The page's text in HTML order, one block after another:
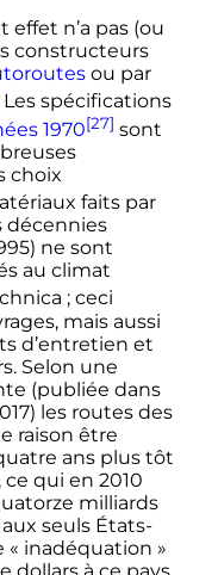
n’a pas (ou
constructeurs
ou par
Les spécifications
1970[27] sont
choix
faits par
décennies
ne sont
au climat
; ceci
mais aussi
d’entretien et
Selon une
(publiée dans
les routes des
raison être
ans plus tôt
qui en 2010
milliards
seuls États-
« inadéquation »
dollars à ce pays